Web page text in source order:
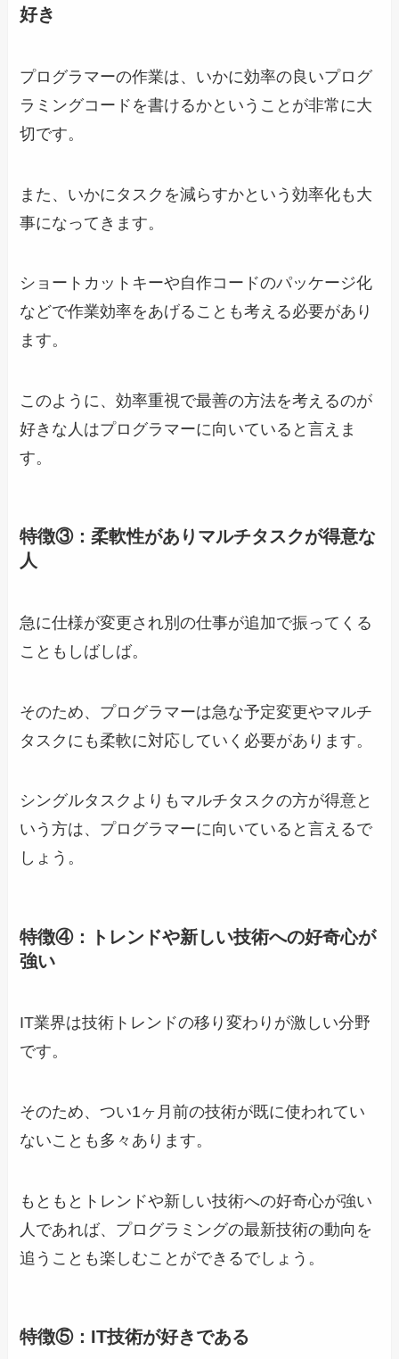
好き
プログラマーの作業は、いかに効率の良いプログ
ラミングコードを書けるかということが非常に大
切です。
また、いかにタスクを減らすかという効率化も大
事になってきます。
ショートカットキーや自作コードのパッケージ化
などで作業効率をあげることも考える必要があり
ます。
このように、効率重視で最善の方法を考えるのが
好きな人はプログラマーに向いていると言えま
す。
特徴③：柔軟性がありマルチタスクが得意な
人
急に仕様が変更され別の仕事が追加で振ってくる
こともしばしば。
そのため、プログラマーは急な予定変更やマルチ
タスクにも柔軟に対応していく必要があります。
シングルタスクよりもマルチタスクの方が得意と
いう方は、プログラマーに向いていると言えるで
しょう。
特徴④：トレンドや新しい技術への好奇心が
強い
IT業界は技術トレンドの移り変わりが激しい分野
です。
そのため、つい1ヶ月前の技術が既に使われてい
ないことも多々あります。
もともとトレンドや新しい技術への好奇心が強い
人であれば、プログラミングの最新技術の動向を
追うことも楽しむことができるでしょう。
特徴⑤：IT技術が好きである